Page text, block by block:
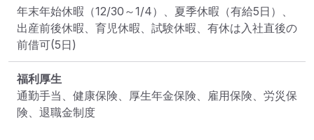
年末年始休暇（12/30～1/4）、夏季休暇（有給5日）、
出産前後休暇、育児休暇、試験休暇、有休は入社直後の
前借可(5日)
福利厚生
通勤手当、健康保険、厚生年金保険、雇用保険、労災保
険、退職金制度